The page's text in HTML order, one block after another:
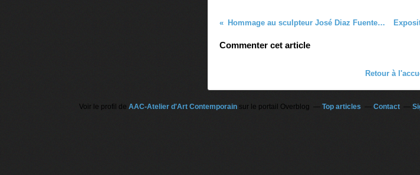
Hommage au sculpteur José Diaz Fuentes à Sarria(Lugo) Espagne
Commenter cet article
Retour à
Voir le profil de AAC-Atelier d'Art Contemporainsur le portail Overblog Top articles Contact